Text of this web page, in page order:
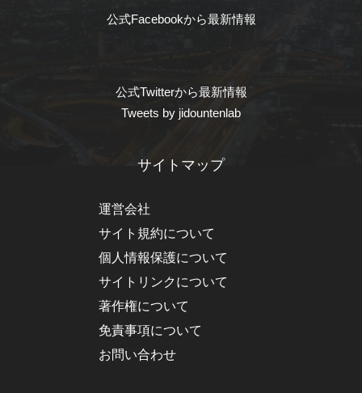
公式Facebookから最新情報
公式Twitterから最新情報
Tweets by jidountenlab
サイトマップ
運営会社
サイト規約について
個人情報保護について
サイトリンクについて
著作権について
免責事項について
お問い合わせ